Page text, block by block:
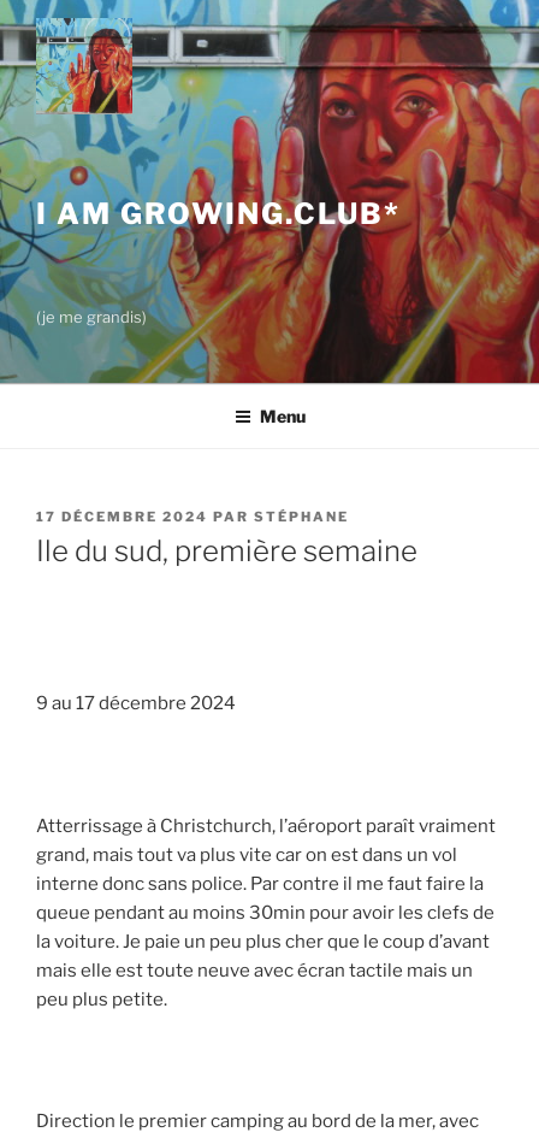
Aller
au
contenu
principal
I AM GROWING.CLUB*
(je me grandis)
Menu
PUBLIÉ
LE
17 DÉCEMBRE 2024 PAR STÉPHANE
Ile du sud, première semaine
9 au 17 décembre 2024
Atterrissage à Christchurch, l’aéroport paraît vraiment
grand, mais tout va plus vite car on est dans un vol
interne donc sans police. Par contre il me faut faire la
queue pendant au moins 30min pour avoir les clefs de
la voiture. Je paie un peu plus cher que le coup d’avant
mais elle est toute neuve avec écran tactile mais un
peu plus petite.
Direction le premier camping au bord de la mer, avec